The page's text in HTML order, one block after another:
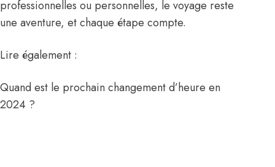
professionnelles ou personnelles, le voyage reste
une aventure, et chaque étape compte.
Lire également :
Quand est le prochain changement d’heure en
2024 ?